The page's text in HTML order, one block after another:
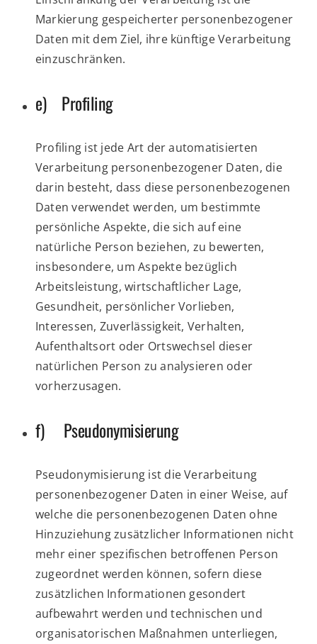
Markierung gespeicherter personenbezogener
Daten mit dem Ziel, ihre künftige Verarbeitung
einzuschränken.
e) Profiling
Profiling ist jede Art der automatisierten
Verarbeitung personenbezogener Daten, die
darin besteht, dass diese personenbezogenen
Daten verwendet werden, um bestimmte
persönliche Aspekte, die sich auf eine
natürliche Person beziehen, zu bewerten,
insbesondere, um Aspekte bezüglich
Arbeitsleistung, wirtschaftlicher Lage,
Gesundheit, persönlicher Vorlieben,
Interessen, Zuverlässigkeit, Verhalten,
Aufenthaltsort oder Ortswechsel dieser
natürlichen Person zu analysieren oder
vorherzusagen.
f) Pseudonymisierung
Pseudonymisierung ist die Verarbeitung
personenbezogener Daten in einer Weise, auf
welche die personenbezogenen Daten ohne
Hinzuziehung zusätzlicher Informationen nicht
mehr einer spezifischen betroffenen Person
zugeordnet werden können, sofern diese
zusätzlichen Informationen gesondert
aufbewahrt werden und technischen und
organisatorischen Maßnahmen unterliegen,